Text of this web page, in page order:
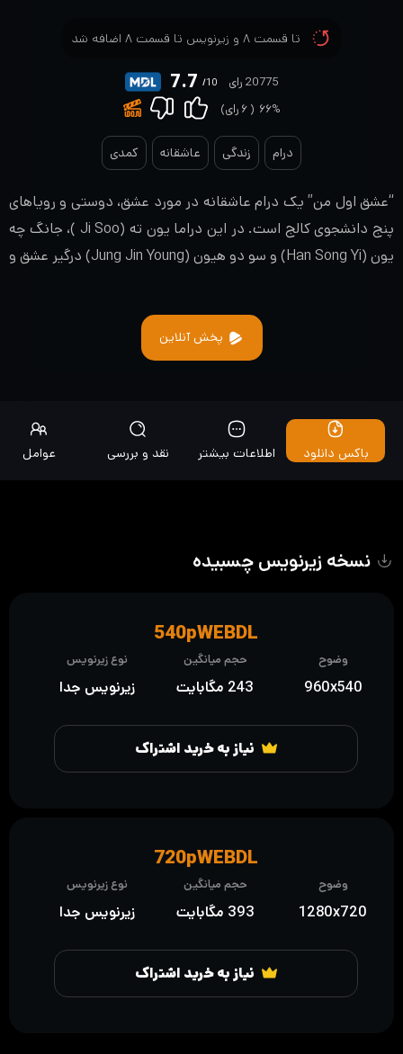
تا قسمت ۸ و زیرنویس تا قسمت ۸ اضافه شد
7.7 /10
20775 رای
۶۶% ( ۶ رای)
درام زندگی عاشقانه کمدی
“عشق اول من” یک درام عاشقانه در مورد عشق، دوستی و رویاهای
پنج دانشجوی کالج است. در این دراما یون ته (Ji Soo )، جانگ چه
یون (Han Song Yi) و سو دو هیون (Jung Jin Young) درگیر عشق و
چوی هون (Kang Tae Oh ) تلاش خود را برای رسیدن به
رویاهایشان ادامه می دهند… پخش آنلاین
باکس دانلود اطلاعات بیشتر نقد و بررسی عوامل
نسخه زیرنویس چسبیده
نیاز به خرید اشتراک
وضوح
960x540
حجم میانگین
243 مگابایت
نوع زیرنویس
زیرنویس جدا
540pWEBDL
نیاز به خرید اشتراک
وضوح
1280x720
حجم میانگین
393 مگابایت
نوع زیرنویس
زیرنویس جدا
720pWEBDL